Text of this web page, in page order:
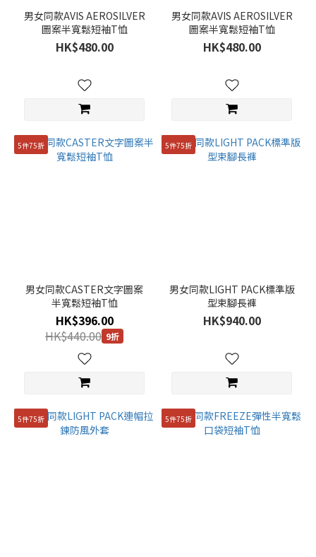
男女同款AVIS AEROSILVER
圖案半寬鬆短袖T恤
HK$480.00
男女同款AVIS AEROSILVER
圖案半寬鬆短袖T恤
HK$480.00
5件75折
男女同款CASTER文字圖案
半寬鬆短袖T恤
HK$396.00
HK$440.00 9折
5件75折
男女同款LIGHT PACK標準版
型束腳長褲
HK$940.00
5件75折 5件75折